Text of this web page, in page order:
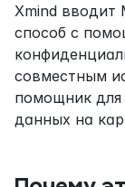
Xmind
способ с
совместным
помощник для
данных на